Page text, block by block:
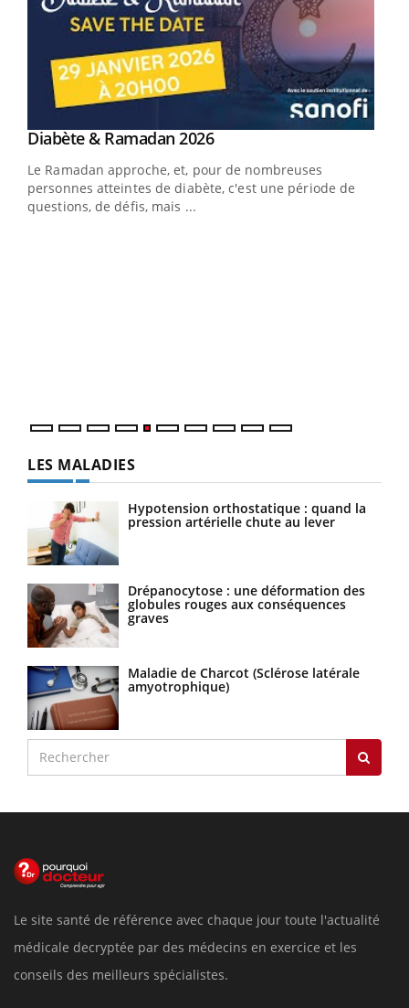
Youtube
Diabète & Ramadan 2026Youtube
Le Ramadan approche, et, pour de nombreuses
personnes atteintes de diabète, c'est une période de
questions, de défis, mais ...
LES MALADIES
Hypotension orthostatique : quand la
pression artérielle chute au lever
Drépanocytose : une déformation des
globules rouges aux conséquences
graves
Maladie de Charcot (Sclérose latérale
amyotrophique)
Le site santé de référence avec chaque jour toute l'actualité
médicale decryptée par des médecins en exercice et les
conseils des meilleurs spécialistes.